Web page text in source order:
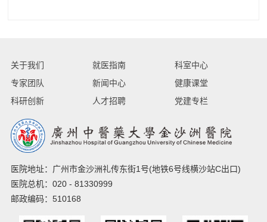
关于我们 就医指南
科室中心
专家团队
新闻中心
健康课堂
科研创新
人才招聘 党建专栏
医院地址：广州市金沙洲礼传东街1号(地铁6号线横沙站C出口)
医院总机：020 - 81330999
邮政编码：510168